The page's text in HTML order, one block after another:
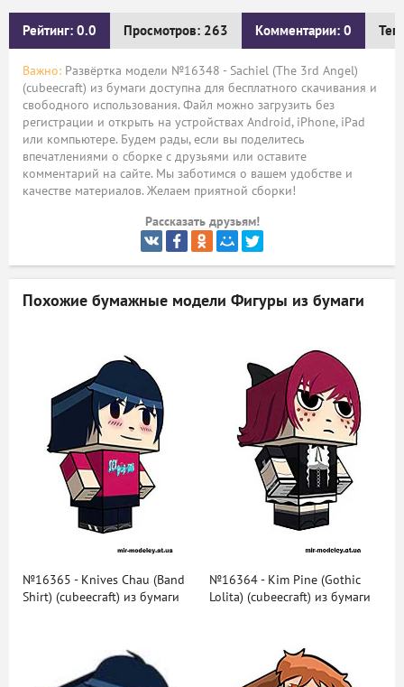
Рейтинг: 0.0 Просмотров: 263 Комментарии: 0
Важно: Развёртка модели №16348 - Sachiel (The 3rd Angel)
(cubeecraft) из бумаги доступна для бесплатного скачивания и
свободного использования. Файл можно загрузить без
регистрации и открыть на устройствах Android, iPhone, iPad
или компьютере. Будем рады, если вы поделитесь
впечатлениями о сборке с друзьями или оставите
комментарий на сайте. Мы заботимся о вашем удобстве и
качестве материалов. Желаем приятной сборки!
Рассказать друзьям!
Похожие бумажные модели Фигуры из бумаги
№16365 - Knives Chau (Band
Shirt) (cubeecraft) из бумаги
№16364 - Kim Pine (Gothic
Lolita) (cubeecraft) из бумаги